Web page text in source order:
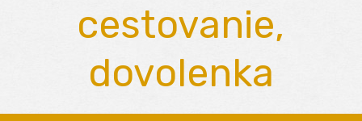
cestovanie,
dovolenka